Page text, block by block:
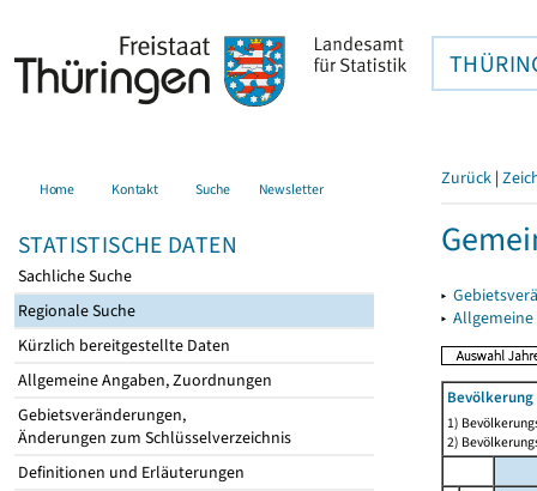
Home Kontakt Suche Newsletter
STATISTISCHE DATEN
Sachliche Suche
Regionale Suche
Kürzlich bereitgestellte Daten
Allgemeine Angaben, Zuordnungen
Gebietsveränderungen,
Änderungen zum Schlüsselverzeichnis
Definitionen und Erläuterungen
Zurück |
▸
▸
Bevölkerung
1)
2)